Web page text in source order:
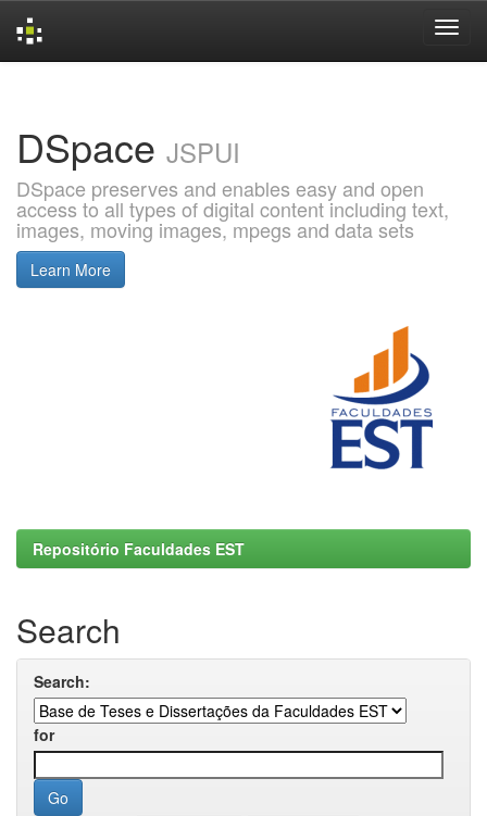
DSpace JSPUI
DSpace preserves and enables easy and open
access to all types of digital content including text,
images, moving images, mpegs and data sets
Learn More
Repositório Faculdades EST
Search
Search:
for